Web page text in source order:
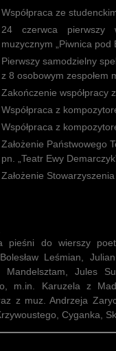
Współpraca ze
24 czerwca pierwszy
muzycznym „Piwnica pod
Pierwszy samodzielny
z 8 osobowym zespołem
Zakończenie współpracy
Współpraca z
Współpraca z
Założenie Państwowego
pn. „Teatr Ewy
Założenie
pieśni do wierszy
Leśmian,
Mandelsztam, Jules
m.in. Karuzela z
z muz. Andrzeja
Cyganka,